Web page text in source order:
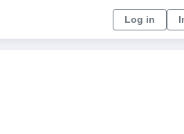
Log in